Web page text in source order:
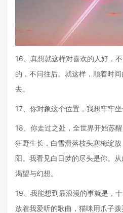
16、真想就这样对喜欢的人好，
的，不问往后。就这样，顺着时
去。
17、你对象这个位置，我想牢牢坐
18、你走过之处，全世界开始苏
狂野生长，白雪滑落枝头寒梅绽
阳。我看见白日梦的尽头是你。
渴望与幻想。
19、我能想到最浪漫的事就是，
放着我爱听的歌曲，猫咪用爪子